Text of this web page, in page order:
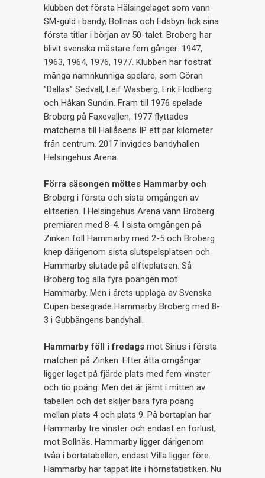
klubben det första Hälsingelaget som vann
SM-guld i bandy, Bollnäs och Edsbyn fick sina
första titlar i början av 50-talet. Broberg har
blivit svenska mästare fem gånger: 1947,
1963, 1964, 1976, 1977. Klubben har fostrat
många namnkunniga spelare, som Göran
”Dallas” Sedvall, Leif Wasberg, Erik Flodberg
och Håkan Sundin. Fram till 1976 spelade
Broberg på Faxevallen, 1977 flyttades
matcherna till Hällåsens IP ett par kilometer
från centrum. 2017 invigdes bandyhallen
Helsingehus Arena.
Förra säsongen möttes Hammarby och
Broberg i första och sista omgången av
elitserien. I Helsingehus Arena vann Broberg
premiären med 8-4. I sista omgången på
Zinken föll Hammarby med 2-5 och Broberg
knep därigenom sista slutspelsplatsen och
Hammarby slutade på elfteplatsen. Så
Broberg tog alla fyra poängen mot
Hammarby. Men i årets upplaga av Svenska
Cupen besegrade Hammarby Broberg med 8-
3 i Gubbängens bandyhall.
Hammarby föll i fredags mot Sirius i första
matchen på Zinken. Efter åtta omgångar
ligger laget på fjärde plats med fem vinster
och tio poäng. Men det är jämt i mitten av
tabellen och det skiljer bara fyra poäng
mellan plats 4 och plats 9. På bortaplan har
Hammarby tre vinster och endast en förlust,
mot Bollnäs. Hammarby ligger därigenom
tvåa i bortatabellen, endast Villa ligger före.
Hammarby har tappat lite i hörnstatistiken. Nu